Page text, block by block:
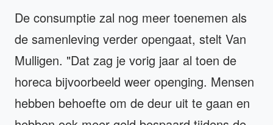
De consumptie zal nog meer toenemen als
de samenleving verder opengaat, stelt Van
Mulligen. "Dat zag je vorig jaar al toen de
horeca bijvoorbeeld weer openging. Mensen
hebben behoefte om de deur uit te gaan en